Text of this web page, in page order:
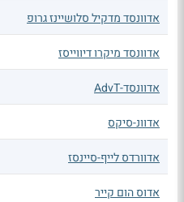
אדוונסד מדקיל סלושיינז גרופ
אדוונסד מיקרו דיווייסז
אדוונסד-AdvT
אדוונ-סיקס
אדוורדס לייף-סיינסז
אדוס הום קייר